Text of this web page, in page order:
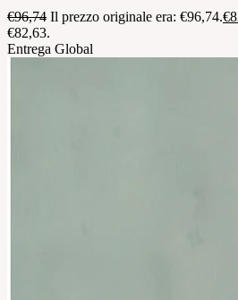
€96,74 Il prezzo originale era: €96,74.€
€82,63.
Entrega Global